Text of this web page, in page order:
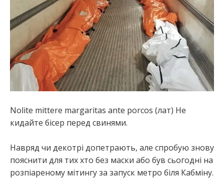
Nolite mittere margaritas ante porcos (лат) Не
кидайте бісер перед свинями.
Навряд чи декотрі допетрають, але спробую знову
пояснити для тих хто без маски або був сьогодні на
розпіареному мітингу за запуск метро біля Кабміну.